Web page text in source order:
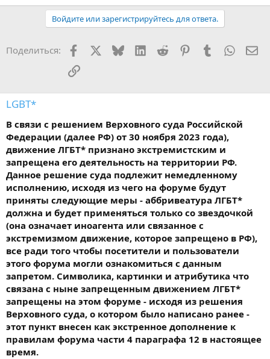
Войдите или зарегистрируйтесь для ответа.
Поделиться: Facebook BlueskyLinkedIn
Reddit PinterestTumblr
Ссылка
LGBT*
В связи с решением Верховного суда Российской
Федерации (далее РФ) от 30 ноября 2023 года),
движение ЛГБТ* признано экстремистским и
запрещена его деятельность на территории РФ.
Данное решение суда подлежит немедленному
исполнению, исходя из чего на форуме будут
приняты следующие меры - аббривеатура ЛГБТ*
должна и будет применяться только со звездочкой
(она означает иноагента или связанное с
экстремизмом движение, которое запрещено в РФ),
все ради того чтобы посетители и пользователи
этого форума могли ознакомиться с данным
запретом. Символика, картинки и атрибутика что
связана с ныне запрещенным движением ЛГБТ*
запрещены на этом форуме - исходя из решения
Верховного суда, о котором было написано ранее -
этот пункт внесен как экстренное дополнение к
правилам форума части 4 параграфа 12 в настоящее
время.